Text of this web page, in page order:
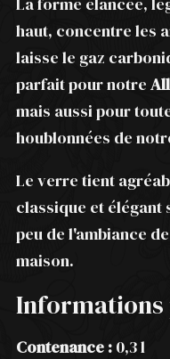
haut, concentre les
laisse le gaz
parfait pour notre
mais aussi pour
houblonnées de
Le verre tient
classique et élégant
peu de l'ambiance
maison.
Contenance : 0,3 l